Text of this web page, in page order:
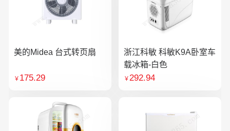
美的Midea 台式转页扇
￥ 175.29
浙江科敏 科敏K9A卧室车
载冰箱-白色
￥292.94